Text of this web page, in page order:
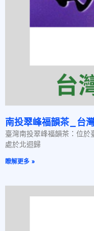
南投翠峰福韻茶_台
臺灣南投翠峰福韻茶：位於
處於北迴歸
瞭解更多 »